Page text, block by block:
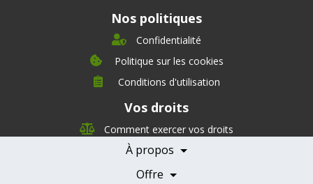
Nos politiques
Confidentialité
Politique sur les cookies
Conditions d'utilisation
Vos droits
Comment exercer vos droits
À propos
Direction
Nutrition
Offre
Témoignages
Nos partenaires
Devenir Partenaire